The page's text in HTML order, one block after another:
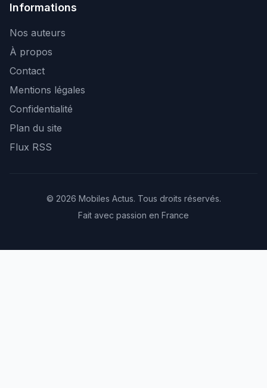
Informations
Nos auteurs
À propos
Contact
Mentions légales
Confidentialité
Plan du site
Flux RSS
© 2026 Mobiles Actus. Tous droits réservés.
Fait avec passion en France